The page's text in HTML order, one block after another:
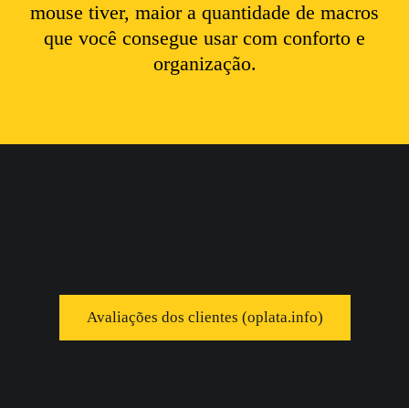
mouse tiver, maior a quantidade de macros
que você consegue usar com conforto e
organização.
Avaliações dos clientes (oplata.info)